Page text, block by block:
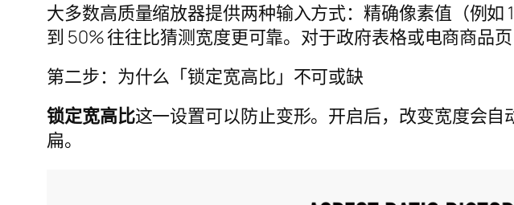
大多数高质量缩放器提供两种输入方式：精确像素值（例
到 50% 往往比猜测宽度更可靠。对于政府表格或电商商品
第二步：为什么「锁定宽高比」不可或缺
锁定宽高比这一设置可以防止变形。开启后，改变宽度会
扁。